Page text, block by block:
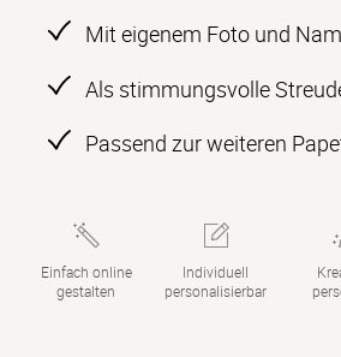
Mit eigenem Foto und
Als stimmungsvolle
Passend zur weiteren
Einfach online
gestalten
Individuell
personalisierbar